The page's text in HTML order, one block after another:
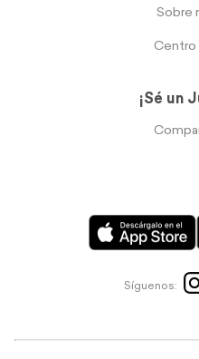
Sobre
Centro
¡Sé un
Síguenos: